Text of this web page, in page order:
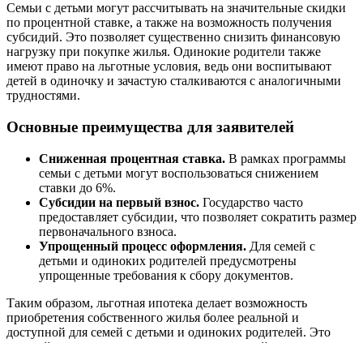
Семьи с детьми могут рассчитывать на значительные скидки
по процентной ставке, а также на возможность получения
субсидий. Это позволяет существенно снизить финансовую
нагрузку при покупке жилья. Одинокие родители также
имеют право на льготные условия, ведь они воспитывают
детей в одиночку и зачастую сталкиваются с аналогичными
трудностями.
Основные преимущества для заявителей
Сниженная процентная ставка. В рамках программы
семьи с детьми могут воспользоваться снижением
ставки до 6%.
Субсидии на первый взнос. Государство часто
предоставляет субсидии, что позволяет сократить размер
первоначального взноса.
Упрощенный процесс оформления. Для семей с
детьми и одиноких родителей предусмотрены
упрощенные требования к сбору документов.
Таким образом, льготная ипотека делает возможность
приобретения собственного жилья более реальной и
доступной для семей с детьми и одиноких родителей. Это